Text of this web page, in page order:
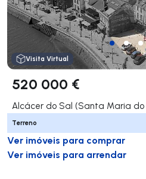
Visita Virtual
520 000 €
Terreno
Ver imóveis para comprar
Ver imóveis para arrendar